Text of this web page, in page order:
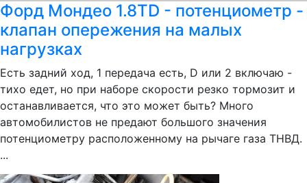
Форд Мондео 1.8TD - потенциометр -
клапан опережения на малых
нагрузках
Есть задний ход, 1 передача есть, D или 2 включаю -
тихо едет, но при наборе скорости резко тормозит и
останавливается, что это может быть? Много
автомобилистов не предают большого значения
потенциометру расположенному на рычаге газа ТНВД.
...